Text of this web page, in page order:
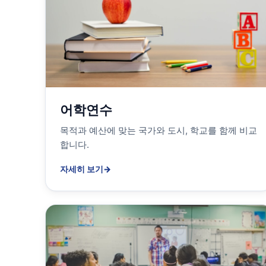
어학연수
목적과 예산에 맞는 국가와 도시, 학교를 함께 비교
합니다.
자세히 보기→